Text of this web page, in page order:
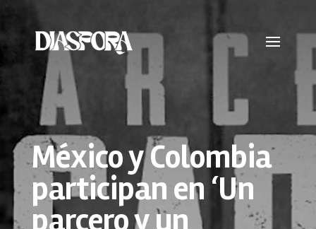
México y Colombia
participan en ‘Un
parcero y un